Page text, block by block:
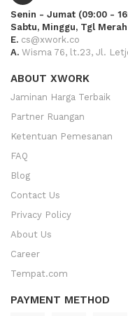
Senin - Jumat (09:00 -
Sabtu, Minggu, Tgl
E. cs@xwork.co
A. Wisma 76, lt.23, Jl.
ABOUT XWORK
Jaminan Harga Terbaik
Partner Ruangan
Ketentuan Pemesanan
FAQ
Blog
Contact Us
Privacy Policy
About Us
Career
Tempat.com
PAYMENT METHOD